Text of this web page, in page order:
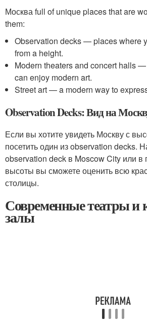
Москва full of unique places that are
them:
Observation decks — places where
from a height.
Modern theaters and concert halls
can enjoy modern art.
Street art — a modern way to
Observation Decks: Вид на
Если вы хотите увидеть Москву с
посетить один из observation decks.
observation deck в Moscow City или в
высоты вы сможете оценить всю
столицы.
Современные театры и
залы